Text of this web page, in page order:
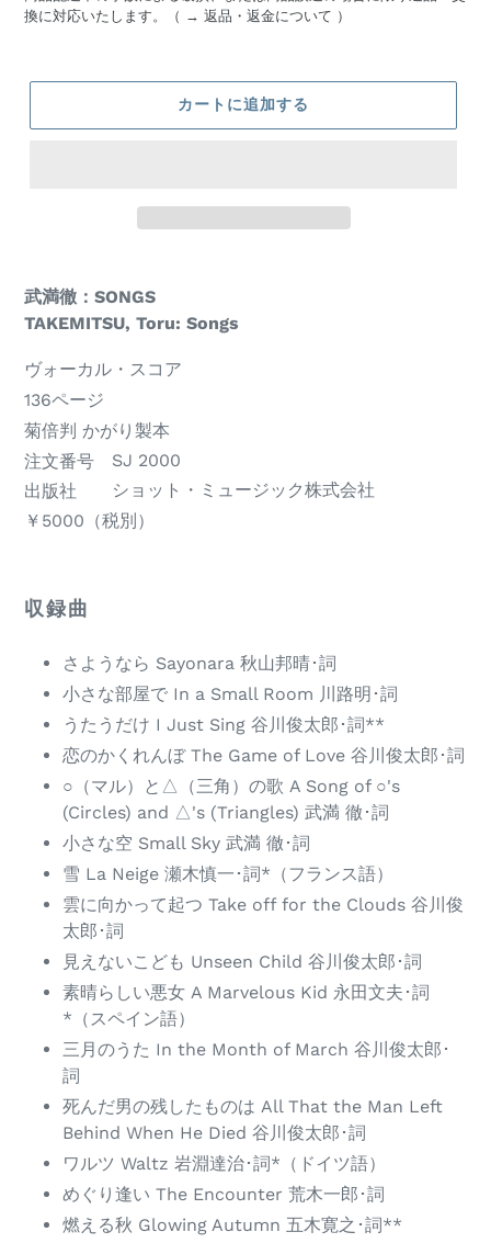
換に対応いたします。（ → 返品・返金について ）
カートに追加する
商
品
武満徹：SONGS
Name
item
TAKEMITSU, Toru: Songs
商
品
構
成
ヴォーカル・スコア
ペ
ー
ジ
数
136ページ
版
型・
製
本
類
菊倍判 かがり製本
注文番号
SJ 2000
出版社
ショット・ミュージック株式会社
税
格
￥5000（税別）
収録曲
さようなら Sayonara 秋山邦晴･詞
小さな部屋で In a Small Room 川路明･詞
うたうだけ I Just Sing 谷川俊太郎･詞**
恋のかくれんぼ The Game of Love 谷川俊太郎･詞
○（マル）と△（三角）の歌 A Song of ○'s
(Circles) and △'s (Triangles) 武満 徹･詞
小さな空 Small Sky 武満 徹･詞
雪 La Neige 瀬木慎一･詞*（フランス語）
雲に向かって起つ Take off for the Clouds 谷川俊
太郎･詞
見えないこども Unseen Child 谷川俊太郎･詞
素晴らしい悪女 A Marvelous Kid 永田文夫･詞
*（スペイン語）
三月のうた In the Month of March 谷川俊太郎･
詞
死んだ男の残したものは All That the Man Left
Behind When He Died 谷川俊太郎･詞
ワルツ Waltz 岩淵達治･詞*（ドイツ語）
めぐり逢い The Encounter 荒木一郎･詞
燃える秋 Glowing Autumn 五木寛之･詞**